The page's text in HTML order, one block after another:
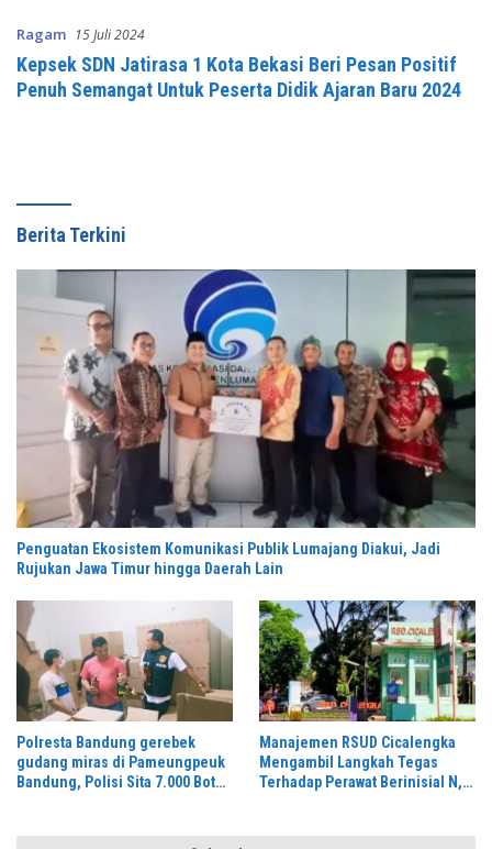
Ragam 15 Juli 2024
Kepsek SDN Jatirasa 1 Kota Bekasi Beri Pesan Positif
Penuh Semangat Untuk Peserta Didik Ajaran Baru 2024
Berita Terkini
Penguatan Ekosistem Komunikasi Publik Lumajang Diakui, Jadi
Rujukan Jawa Timur hingga Daerah Lain
Polresta Bandung gerebek
gudang miras di Pameungpeuk
Bandung, Polisi Sita 7.000 Botol
Manajemen RSUD Cicalengka
Mengambil Langkah Tegas
Terhadap Perawat Berinisial N,
Media Sosial